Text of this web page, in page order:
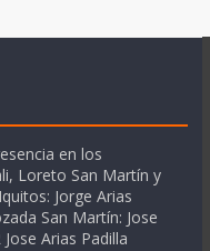
en los
Loreto San Martín y
Jorge Arias
San Martín: Jose
Arias Padilla